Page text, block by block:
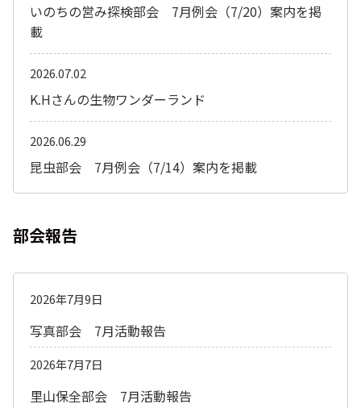
いのちの営み探検部会 7月例会（7/20）案内を掲
載
K.Hさんの生物ワンダーランド
2026.07.02
昆虫部会 7月例会（7/14）案内を掲載
2026.06.29
部会報告
2026年7月9日
写真部会 7月活動報告
2026年7月7日
里山保全部会 7月活動報告